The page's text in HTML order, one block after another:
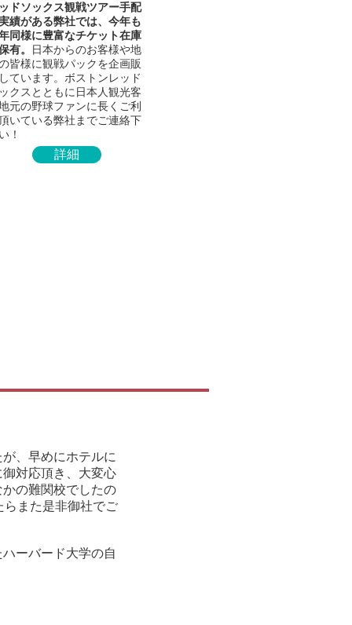
ドソックス観戦ツアー手配
績がある弊社では、今年も
同様に豊富なチケット在庫
有。
日本からのお客様や地
皆様に観戦パックを企画販
ています。ボストンレッド
クスとともに日本人観光客
元の野球ファンに長くご利
いている弊社までご連絡下
！
詳細
、早めにホテルに
対応頂き、大変心
の難関校でしたの
また是非御社でご
ーバード大学の自